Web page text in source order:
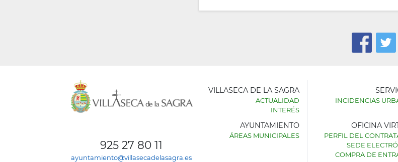
925 27 80 11
ayuntamiento@villasecadelasagra.es
AYUNTAMIENTO
VILLASECA DE LA SAGRA
ACTUALIDAD
INTERÉS
INCIDENCIAS
AYUNTAMIENTO
ÁREAS MUNICIPALES
OFICINA
PERFIL DEL
SEDE
COMPRA DE